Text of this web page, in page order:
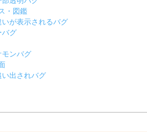
・図鑑
が表示されるバグ
バグ
モンバグ
い出されバグ